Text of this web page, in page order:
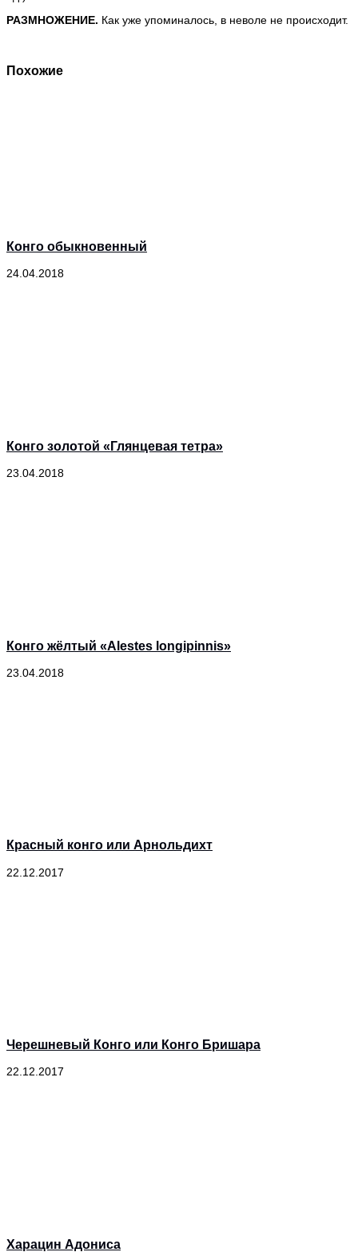
РАЗМНОЖЕНИЕ. Как уже упоминалось, в неволе не происходит.
Похожие
Конго обыкновенный
24.04.2018
Конго золотой «Глянцевая тетра»
23.04.2018
Конго жёлтый «Alestes longipinnis»
23.04.2018
Красный конго или Арнольдихт
22.12.2017
Черешневый Конго или Конго Бришара
22.12.2017
Харацин Адониса